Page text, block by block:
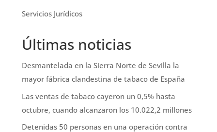
Servicios Jurídicos
Últimas noticias
Desmantelada en la Sierra Norte de Sevilla la
mayor fábrica clandestina de tabaco de España
Las ventas de tabaco cayeron un 0,5% hasta
octubre, cuando alcanzaron los 10.022,2 millones
Detenidas 50 personas en una operación contra